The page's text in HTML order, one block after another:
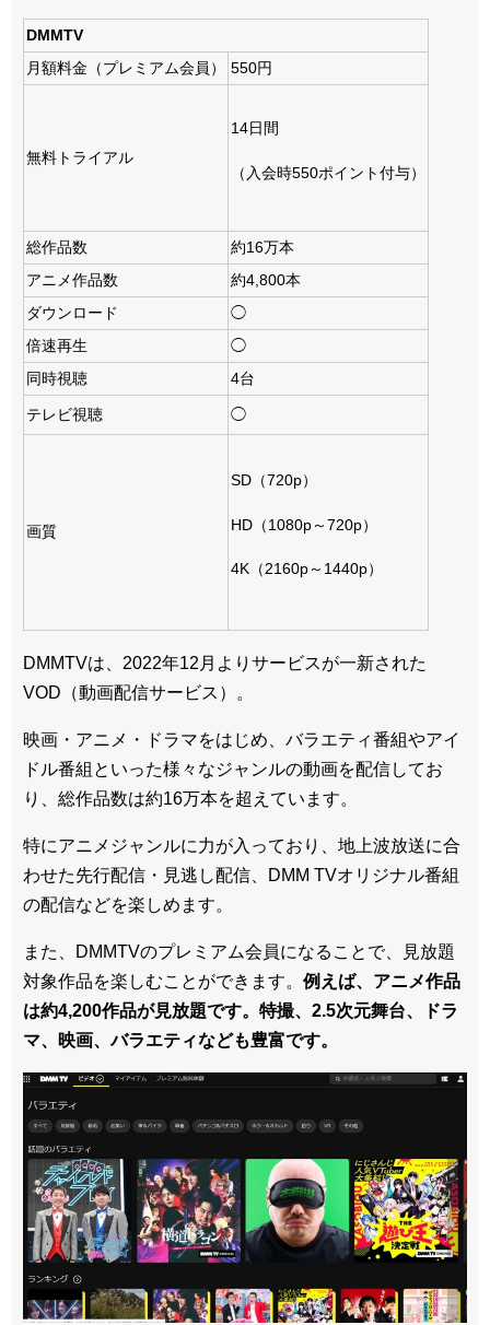
DMMTV
月額料金（プレミアム会員）
550円
無料トライアル
14日間
（入会時550ポイント付与）
総作品数
約16万本
アニメ作品数
約4,800本
ダウンロード
◯
倍速再生
◯
同時視聴
4台
テレビ視聴 ◯
画質
SD（720p）
HD（1080p～720p）
4K（2160p～1440p）
DMMTVは、2022年12月よりサービスが一新された
VOD（動画配信サービス）。
映画・アニメ・ドラマをはじめ、バラエティ番組やアイ
ドル番組といった様々なジャンルの動画を配信してお
り、総作品数は約16万本を超えています。
特にアニメジャンルに力が入っており、地上波放送に合
わせた先行配信・見逃し配信、DMM TVオリジナル番組
の配信などを楽しめます。
また、DMMTVのプレミアム会員になることで、見放題
対象作品を楽しむことができます。 例えば、アニメ作品
は約4,200作品が見放題です。特撮、2.5次元舞台、ドラ
マ、映画、バラエティなども豊富です。